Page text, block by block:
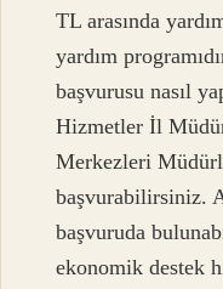
TL arasında
yardım
başvurusu nasıl
Hizmetler İl
Merkezleri
başvurabilirsiniz.
başvuruda
ekonomik destek